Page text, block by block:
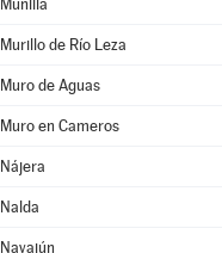
Munilla
Murillo de Río Leza
Muro de Aguas
Muro en Cameros
Nájera
Nalda
Navajún